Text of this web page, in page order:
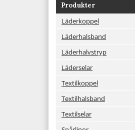
Produkter
Läderkoppel
Läderhalsband
Läderhalvstryp
Läderselar
Textilkoppel
Textilhalsband
Textilselar